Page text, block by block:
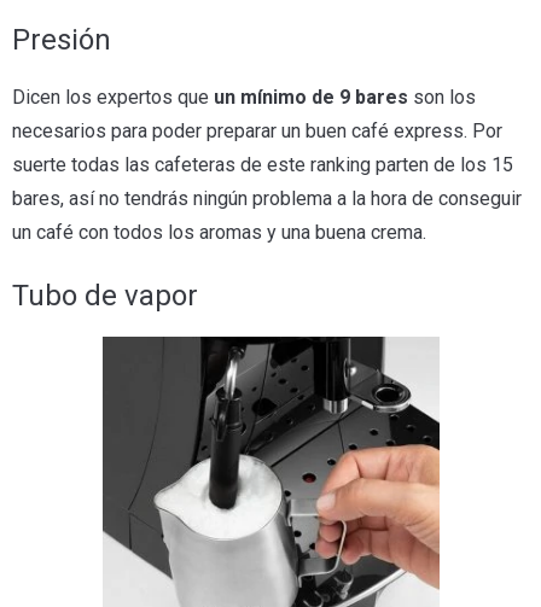
Presión
Dicen los expertos que un mínimo de 9 bares son los
necesarios para poder preparar un buen café express. Por
suerte todas las cafeteras de este ranking parten de los 15
bares, así no tendrás ningún problema a la hora de conseguir
un café con todos los aromas y una buena crema.
Tubo de vapor